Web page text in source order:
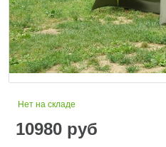
Нет на складе
10980 руб